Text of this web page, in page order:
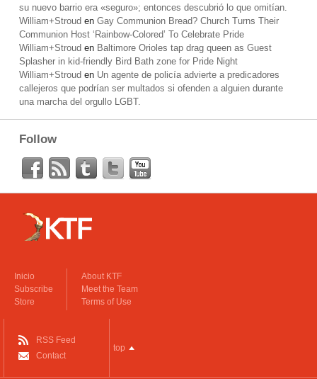
su nuevo barrio era «seguro»; entonces descubrió lo que omitían.
William+Stroud en Gay Communion Bread? Church Turns Their
Communion Host ‘Rainbow-Colored’ To Celebrate Pride
William+Stroud en Baltimore Orioles tap drag queen as Guest
Splasher in kid-friendly Bird Bath zone for Pride Night
William+Stroud en Un agente de policía advierte a predicadores
callejeros que podrían ser multados si ofenden a alguien durante
una marcha del orgullo LGBT.
Follow
Inicio
Subscribe
Store
About KTF
Meet the Team
Terms of Use
RSS Feed
Contact
top